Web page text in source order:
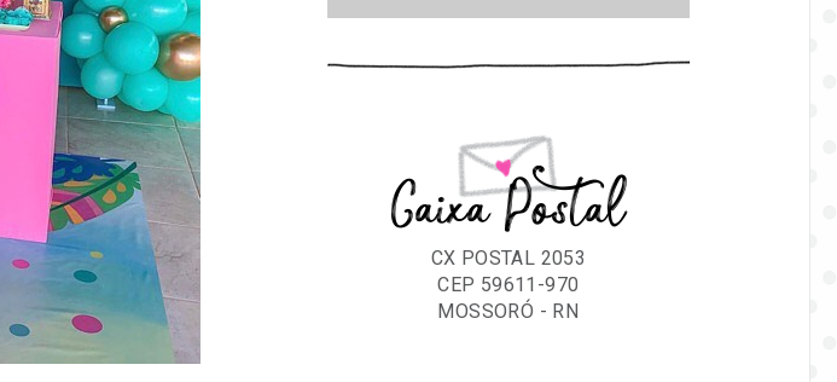
Caixa Postal
CX POSTAL 2053
CEP 59611-970
MOSSORÓ - RN